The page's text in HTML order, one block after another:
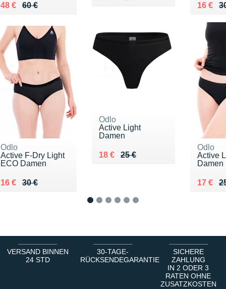
60 €
Au lieu de 60 €
48 €
Vendu 48 € Au lieu
16 €
Vendu
Odlo
Active F-Dry Light
ECO Damen
30 €
Au lieu de 30 €
16 €
Vendu 16 €
Odlo
Active Light
Damen
25 €
Au lieu de 25 €
18 €
Vendu 18 €
Odlo
Active
Damen
Au lieu
17 €
Vendu
VERSAND BINNEN
24 STD
30-TAGE-
RÜCKSENDEGARANTIE
SICHERE
ZAHLUNG
IN 2 ODER 3
RATEN OHNE
ZUSATZKOSTEN